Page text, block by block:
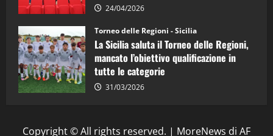
24/04/2026
Torneo delle Regioni - Sicilia
La Sicilia saluta il Torneo delle Regioni,
mancato l’obiettivo qualificazione in
tutte le categorie
31/03/2026
Copyright © All rights reserved. | MoreNews di AF